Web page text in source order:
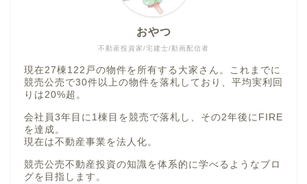
不動産投資家/宅建士/動画配信者
おやつ
現在27棟122戸の物件を所有する大家さん。これまでに
競売公売で30件以上の物件を落札しており、平均実利回
りは20%超。
会社員3年目に1棟目を競売で落札し、その2年後にFIRE
を達成。
現在は不動産事業を法人化。
競売公売不動産投資の知識を体系的に学べるようなブロ
グを目指します。